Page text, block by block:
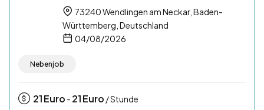
73240 Wendlingen am Neckar, Baden-
Württemberg, Deutschland
04/08/2026
Nebenjob
21Euro - 21Euro / Stunde